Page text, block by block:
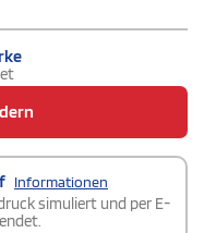
Informationen
simuliert und per E-